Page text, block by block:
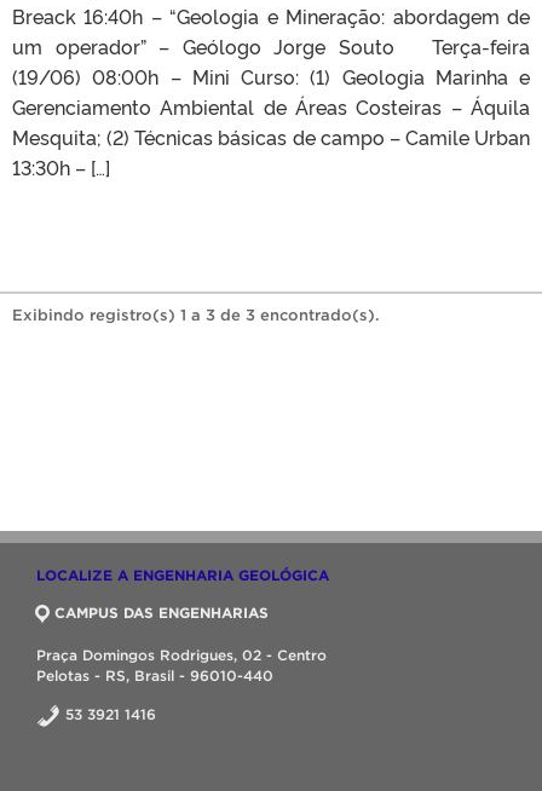
Breack 16:40h – “Geologia e Mineração: abordagem de
um operador” – Geólogo Jorge Souto Terça-feira
(19/06) 08:00h – Mini Curso: (1) Geologia Marinha e
Gerenciamento Ambiental de Áreas Costeiras – Áquila
Mesquita; (2) Técnicas básicas de campo – Camile Urban
13:30h – […]
Exibindo registro(s) 1 a 3 de 3 encontrado(s).
LOCALIZE A ENGENHARIA GEOLÓGICA
CAMPUS DAS ENGENHARIAS
Praça Domingos Rodrigues, 02 - Centro
Pelotas - RS, Brasil - 96010-440
53 3921 1416